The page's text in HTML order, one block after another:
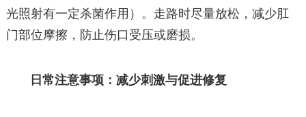
光照射有一定杀菌作用）。走路时尽量放松，减少肛
门部位摩擦，防止伤口受压或磨损。
日常注意事项：减少刺激与促进修复